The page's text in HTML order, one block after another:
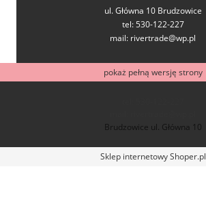
ul. Główna 10 Brudzowice
tel: 530-122-227
mail: rivertrade@wp.pl
pokaż pełną wersję strony
Brudzowice ul. Główna 10
Sklep internetowy Shoper.pl